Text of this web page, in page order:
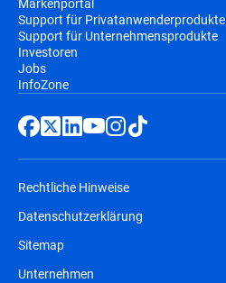
Support für Privatanwenderprodukte
Support für Unternehmensprodukte
Investoren
Jobs
InfoZone
Rechtliche Hinweise
Datenschutzerklärung
Sitemap
Unternehmen